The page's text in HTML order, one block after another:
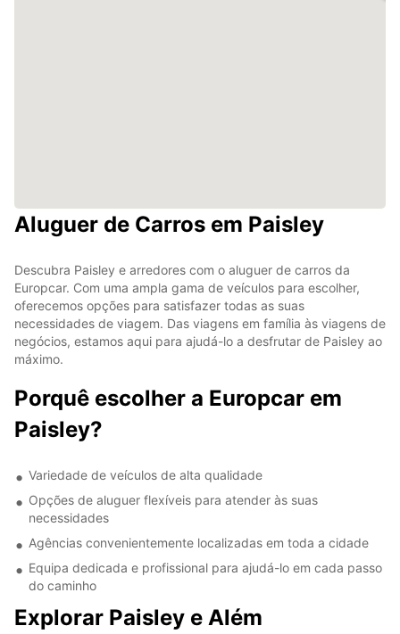
Aluguer de Carros em Paisley
Descubra Paisley e arredores com o aluguer de carros da
Europcar. Com uma ampla gama de veículos para escolher,
oferecemos opções para satisfazer todas as suas
necessidades de viagem. Das viagens em família às viagens de
negócios, estamos aqui para ajudá-lo a desfrutar de Paisley ao
máximo.
Porquê escolher a Europcar em
Paisley?
Variedade de veículos de alta qualidade
Opções de aluguer flexíveis para atender às suas
necessidades
Agências convenientemente localizadas em toda a cidade
Equipa dedicada e profissional para ajudá-lo em cada passo
do caminho
Explorar Paisley e Além